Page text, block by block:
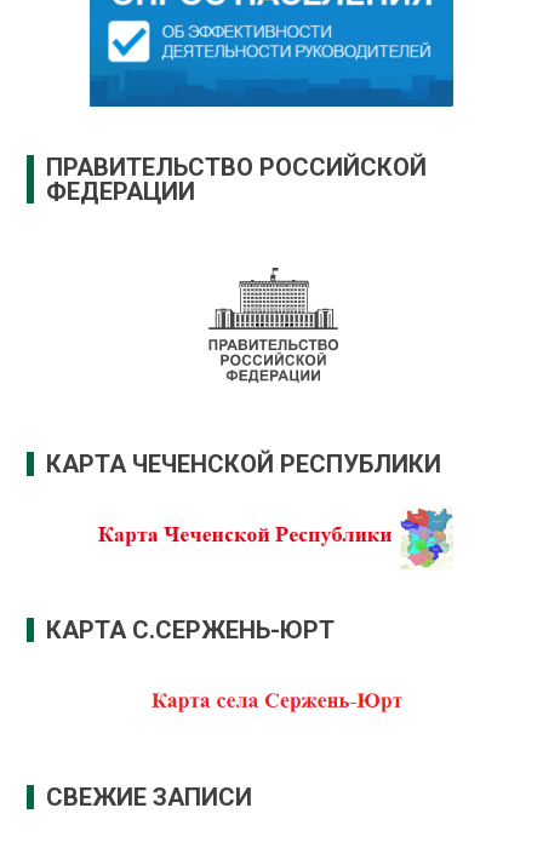
ПРАВИТЕЛЬСТВО РОССИЙСКОЙ
ФЕДЕРАЦИИ
КАРТА ЧЕЧЕНСКОЙ РЕСПУБЛИКИ
КАРТА С.СЕРЖЕНЬ-ЮРТ
СВЕЖИЕ ЗАПИСИ